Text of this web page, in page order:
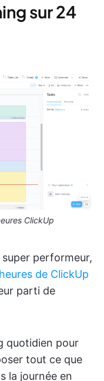
sur 24
ClickUp
performeur,
de ClickUp
parti de
quotidien pour
tout ce que
la journée en